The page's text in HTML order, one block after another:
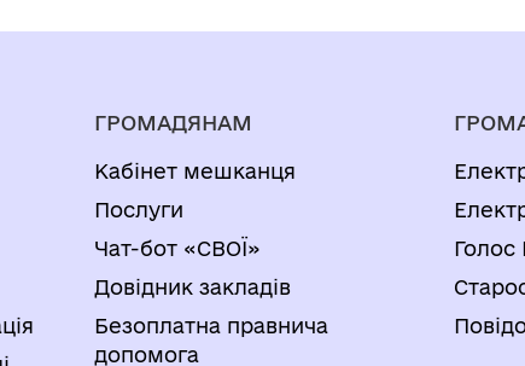
ГРОМАДЯНАМ
Кабінет мешканця
Послуги
Чат-бот «СВОЇ»
Довідник закладів
Безоплатна правнича
допомога
Голос